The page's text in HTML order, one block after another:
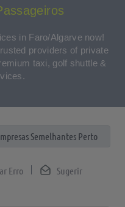
in Faro/Algarve now!
providers of private
taxi, golf shuttle &
Semelhantes Perto
Sugerir
Erro